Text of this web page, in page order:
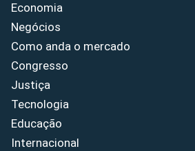
Economia
Negócios
Como anda o mercado
Congresso
Justiça
Tecnologia
Educação
Internacional